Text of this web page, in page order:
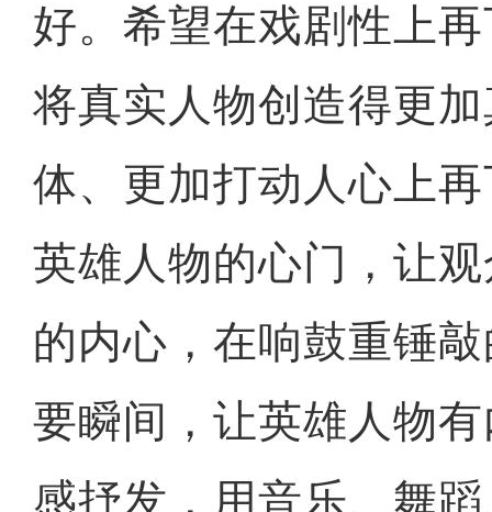
好。希望在戏剧性上
将真实人物创造得更
体、更加打动人心上
英雄人物的心门，让
的内心，在响鼓重锤
要瞬间，让英雄人物
感抒发，用音乐、舞